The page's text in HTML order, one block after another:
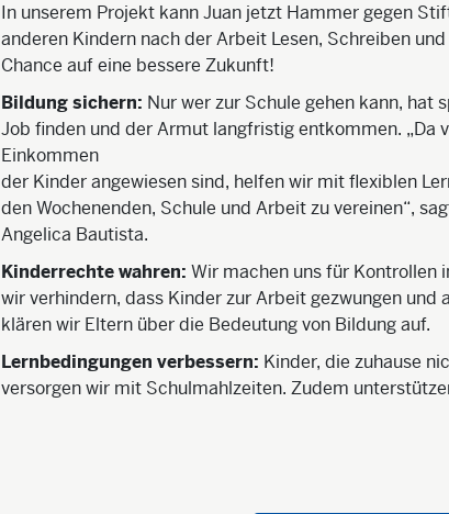
In unserem Projekt kann Juan jetzt Hammer gegen
anderen Kindern nach der Arbeit Lesen, Schreiben
Chance auf eine bessere Zukunft!
Bildung sichern: Nur wer zur Schule gehen kann, hat
Job finden und der Armut langfristig entkommen. „Da
Einkommen
der Kinder angewiesen sind, helfen wir mit flexiblen
den Wochenenden, Schule und Arbeit zu vereinen“,
Angelica Bautista.
Kinderrechte wahren: Wir machen uns für Kontrollen
wir verhindern, dass Kinder zur Arbeit gezwungen und
klären wir Eltern über die Bedeutung von Bildung auf.
Lernbedingungen verbessern: Kinder, die zuhause
versorgen wir mit Schulmahlzeiten. Zudem